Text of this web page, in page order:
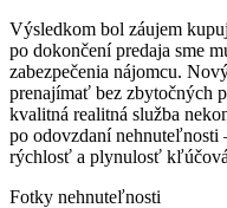
Výsledkom bol záujem
po dokončení predaja sme
zabezpečenia nájomcu.
prenajímať bez zbytočných
kvalitná realitná služba
po odovzdaní nehnuteľnosti
rýchlosť a plynulosť
Fotky nehnuteľnosti